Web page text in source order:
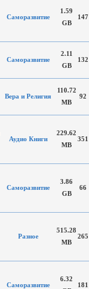
Саморазвитие
1.59
GB
147
Саморазвитие
2.11
GB
132
Вера и Религия
110.72
MB
92
Аудио Книги
229.62
MB
351
Саморазвитие
3.86
GB
66
Разное
515.28
MB
265
Саморазвитие
6.32
181